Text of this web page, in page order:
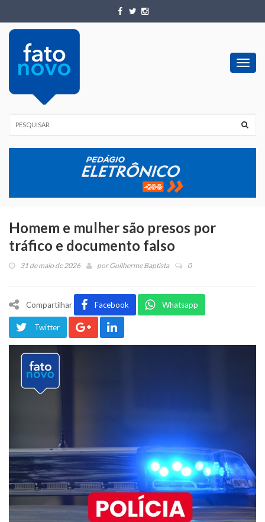
Homem e mulher são presos por
tráfico e documento falso
31 de maio de 2026 porGuilherme Baptista 0
Compartilhar Facebook Whatsapp
Twitter